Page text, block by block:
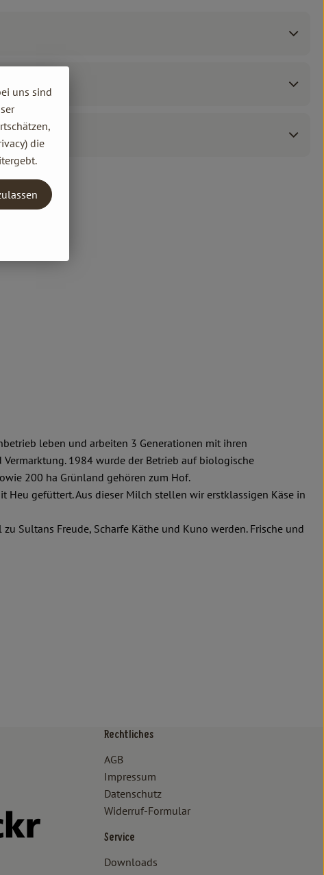
leben und arbeiten 3 Generationen mit ihren
1984 wurde der Betrieb auf biologische
200 ha Grünland gehören zum Hof.
gefüttert. Aus dieser Milch stellen wir erstklassigen Käse in
Sultans Freude, Scharfe Käthe und Kuno werden. Frische und
www.bioland.de/verbraucher
www.oekokiste.de/
www.facebook.com/lammertzhof/
www.instagram.com/lammertzhof/
zu https://www.youtube.com/channel/
Externer Link zu https://www.flickr.com/photos/
Rechtliches
AGB
Impressum
Datenschutz
Widerruf-Formular
Service
Downloads
uns sind
die